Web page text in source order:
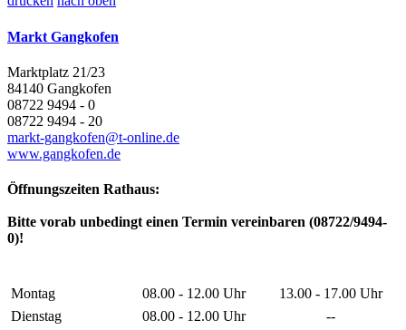
Markt Gangkofen
Marktplatz 21/23
84140 Gangkofen
08722 9494 - 0
08722 9494 - 20
markt-gangkofen@t-online.de
www.gangkofen.de
Öffnungszeiten Rathaus:
Bitte vorab unbedingt einen Termin vereinbaren (08722/9494-
0)!
Montag 08.00 - 12.00 Uhr
13.00 - 17.00 Uhr
Dienstag
08.00 - 12.00 Uhr
--